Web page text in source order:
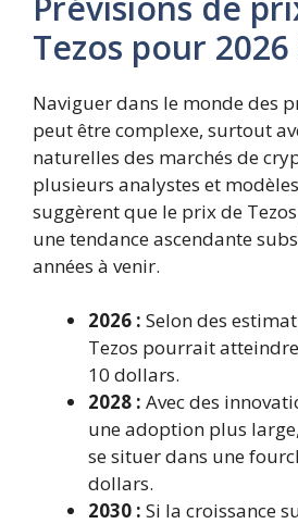
Tezos pour 2026
Naviguer dans le monde des
peut être complexe, surtout
naturelles des marchés de
plusieurs analystes et
suggèrent que le prix de
une tendance ascendante
années à venir.
2026 : Selon des
Tezos pourrait
10 dollars.
2028 : Avec des
une adoption plus
se situer dans une
dollars.
2030 : Si la croissance